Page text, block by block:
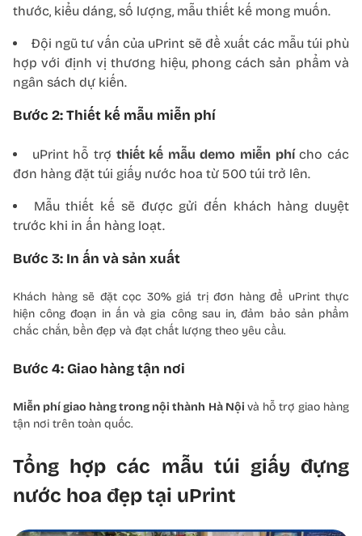
thước, kiểu dáng, số lượng, mẫu thiết kế mong muốn.
Đội ngũ tư vấn của uPrint sẽ đề xuất các mẫu túi phù
hợp với định vị thương hiệu, phong cách sản phẩm và
ngân sách dự kiến.
Bước 2: Thiết kế mẫu miễn phí
uPrint hỗ trợ thiết kế mẫu demo miễn phícho các
đơn hàng đặt túi giấy nước hoa từ 500 túi trở lên.
Mẫu thiết kế sẽ được gửi đến khách hàng duyệt
trước khi in ấn hàng loạt.
Bước 3: In ấn và sản xuất
Khách hàng sẽ đặt cọc 30% giá trị đơn hàng để uPrint thực
hiện công đoạn in ấn và gia công sau in, đảm bảo sản phẩm
chắc chắn, bền đẹp và đạt chất lượng theo yêu cầu.
Bước 4: Giao hàng tận nơi
Miễn phí giao hàng trong nội thành Hà Nộivà hỗ trợ giao hàng
tận nơi trên toàn quốc.
Tổng hợp các mẫu túi giấy đựng
nước hoa đẹp tại uPrint